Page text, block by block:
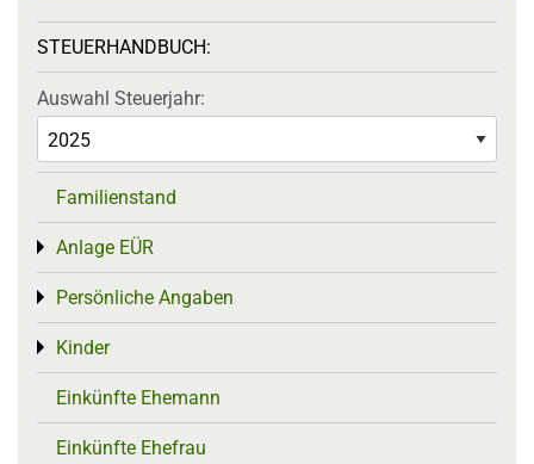
STEUERHANDBUCH:
Auswahl Steuerjahr:
Familienstand
Anlage EÜR
Toggle menu
Persönliche Angaben
Toggle menu
Kinder
Toggle menu
Einkünfte Ehemann
Einkünfte Ehefrau